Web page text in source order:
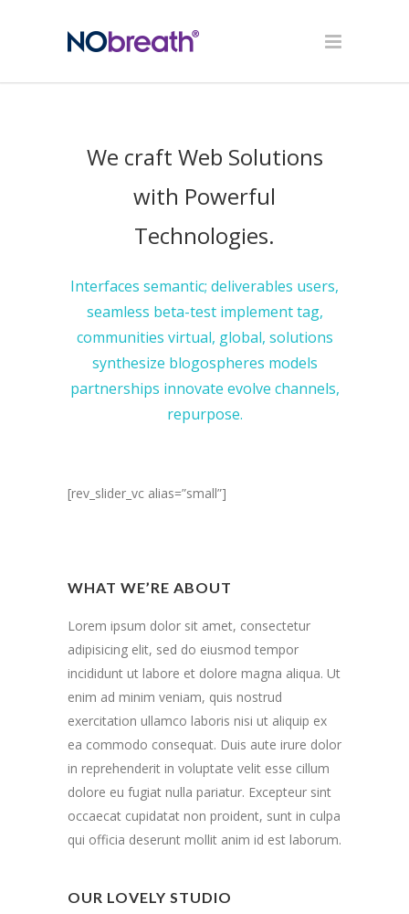
We craft Web Solutions
with Powerful
Technologies.
Interfaces semantic; deliverables users,
seamless beta-test implement tag,
communities virtual, global, solutions
synthesize blogospheres models
partnerships innovate evolve channels,
repurpose.
[rev_slider_vc alias=”small”]
WHAT WE’RE ABOUT
Lorem ipsum dolor sit amet, consectetur
adipisicing elit, sed do eiusmod tempor
incididunt ut labore et dolore magna aliqua. Ut
enim ad minim veniam, quis nostrud
exercitation ullamco laboris nisi ut aliquip ex
ea commodo consequat. Duis aute irure dolor
in reprehenderit in voluptate velit esse cillum
dolore eu fugiat nulla pariatur. Excepteur sint
occaecat cupidatat non proident, sunt in culpa
qui officia deserunt mollit anim id est laborum.
OUR LOVELY STUDIO